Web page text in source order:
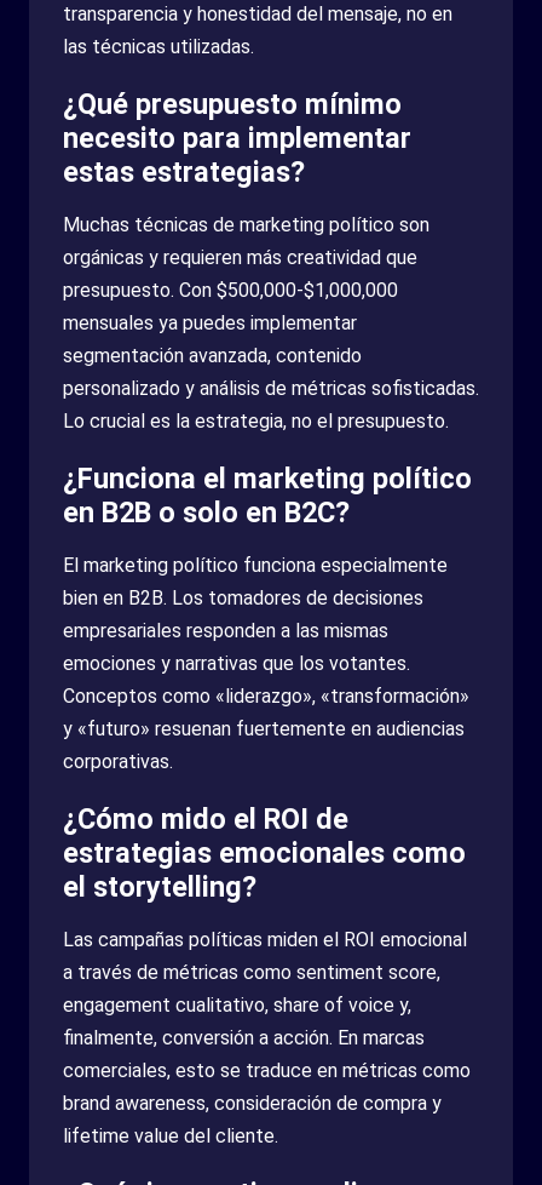
transparencia y honestidad del mensaje, no en
las técnicas utilizadas.
¿Qué presupuesto mínimo
necesito para implementar
estas estrategias?
Muchas técnicas de marketing político son
orgánicas y requieren más creatividad que
presupuesto. Con $500,000-$1,000,000
mensuales ya puedes implementar
segmentación avanzada, contenido
personalizado y análisis de métricas sofisticadas.
Lo crucial es la estrategia, no el presupuesto.
¿Funciona el marketing político
en B2B o solo en B2C?
El marketing político funciona especialmente
bien en B2B. Los tomadores de decisiones
empresariales responden a las mismas
emociones y narrativas que los votantes.
Conceptos como «liderazgo», «transformación»
y «futuro» resuenan fuertemente en audiencias
corporativas.
¿Cómo mido el ROI de
estrategias emocionales como
el storytelling?
Las campañas políticas miden el ROI emocional
a través de métricas como sentiment score,
engagement cualitativo, share of voice y,
finalmente, conversión a acción. En marcas
comerciales, esto se traduce en métricas como
brand awareness, consideración de compra y
lifetime value del cliente.